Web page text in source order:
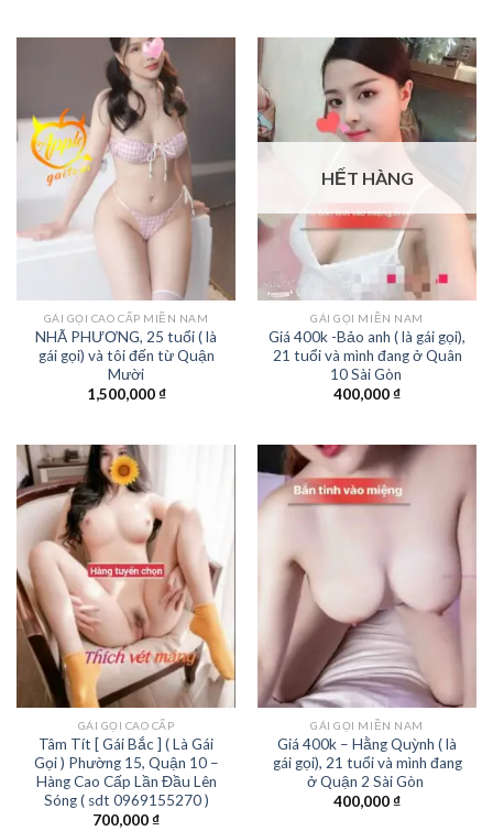
1.00
GÁI GỌI CAO CẤP MIỀN NAM
NHÃ PHƯƠNG, 25 tuổi ( là
gái gọi) và tôi đến từ Quận
Mười
1,500,000₫
HẾT HÀNG
GÁI GỌI MIỀN NAM
Giá 400k -Bảo anh ( là gái gọi),
21 tuổi và mình đang ở Quân
10 Sài Gòn
400,000₫
GÁI GỌI CAO CẤP
Tâm Tít [ Gái Bắc ] ( Là Gái
Gọi ) Phường 15, Quận 10 –
Hàng Cao Cấp Lần Đầu Lên
Sóng ( sdt 0969155270 )
700,000₫
GÁI GỌI MIỀN NAM
Giá 400k – Hằng Quỳnh ( là
gái gọi), 21 tuổi và mình đang
ở Quận 2 Sài Gòn
400,000₫